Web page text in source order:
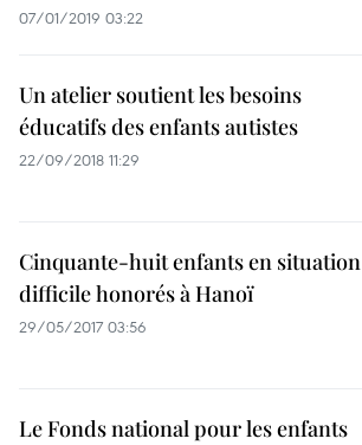
07/01/2019 03:22
Un atelier soutient les besoins
éducatifs des enfants autistes
22/09/2018 11:29
Cinquante-huit enfants en situation
difficile honorés à Hanoï
29/05/2017 03:56
Le Fonds national pour les enfants